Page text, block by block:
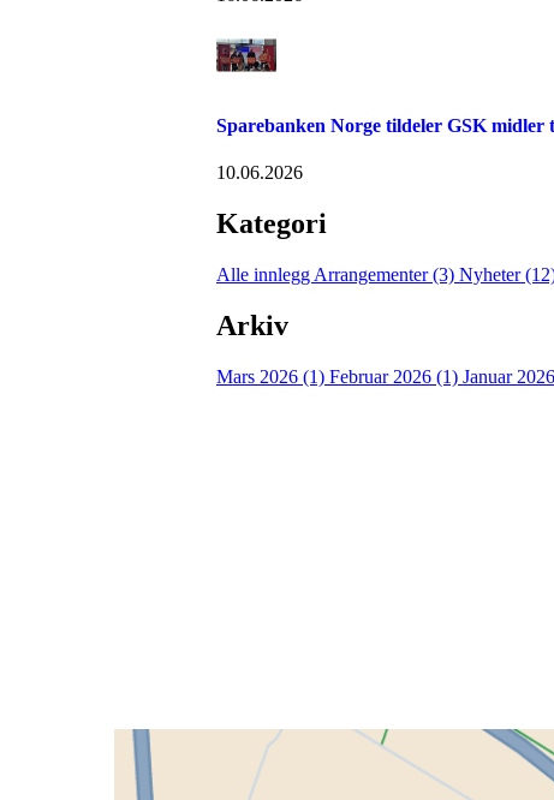
Sparebanken Norge tildeler GSK
10.06.2026
Kategori
Alle innlegg Arrangementer (3) Nyheter
Arkiv
Mars 2026 (1) Februar 2026 (1) Januar